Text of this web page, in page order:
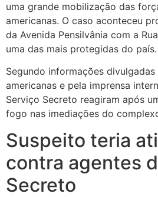
uma grande mobilização das
americanas. O caso aconteceu
da Avenida Pensilvânia com a
uma das mais protegidas do país.
Segundo informações
americanas e pela imprensa
Serviço Secreto reagiram após
fogo nas imediações do
Suspeito teria
contra agentes
Secreto